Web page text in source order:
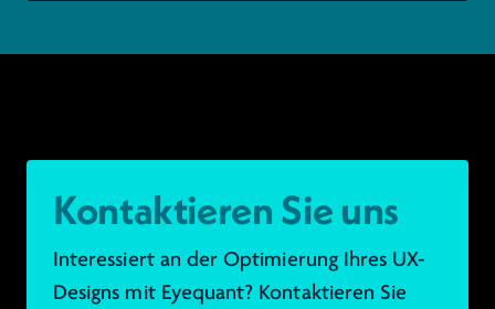
Kontaktieren Sie uns
Interessiert an der Optimierung Ihres UX-
Designs mit Eyequant? Kontaktieren Sie